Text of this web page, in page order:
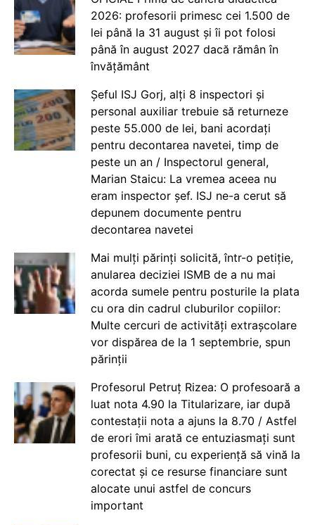
2026: profesorii primesc cei 1.500 de
lei până la 31 august și îi pot folosi
până în august 2027 dacă rămân în
învățământ
Șeful ISJ Gorj, alți 8 inspectori și
personal auxiliar trebuie să returneze
peste 55.000 de lei, bani acordați
pentru decontarea navetei, timp de
peste un an / Inspectorul general,
Marian Staicu: La vremea aceea nu
eram inspector șef. ISJ ne-a cerut să
depunem documente pentru
decontarea navetei
Mai mulți părinți solicită, într-o petiție,
anularea deciziei ISMB de a nu mai
acorda sumele pentru posturile la plata
cu ora din cadrul cluburilor copiilor:
Multe cercuri de activități extrașcolare
vor dispărea de la 1 septembrie, spun
părinții
Profesorul Petruț Rizea: O profesoară a
luat nota 4.90 la Titularizare, iar după
contestații nota a ajuns la 8.70 / Astfel
de erori îmi arată ce entuziasmați sunt
profesorii buni, cu experiență să vină la
corectat și ce resurse financiare sunt
alocate unui astfel de concurs
important